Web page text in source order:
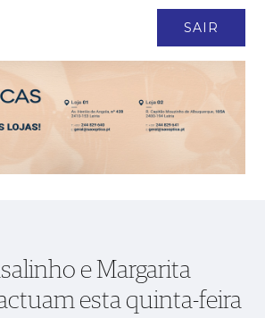
SAIR
Margarita Fernandes actuam esta quinta-
e Margarita
esta quinta-feira